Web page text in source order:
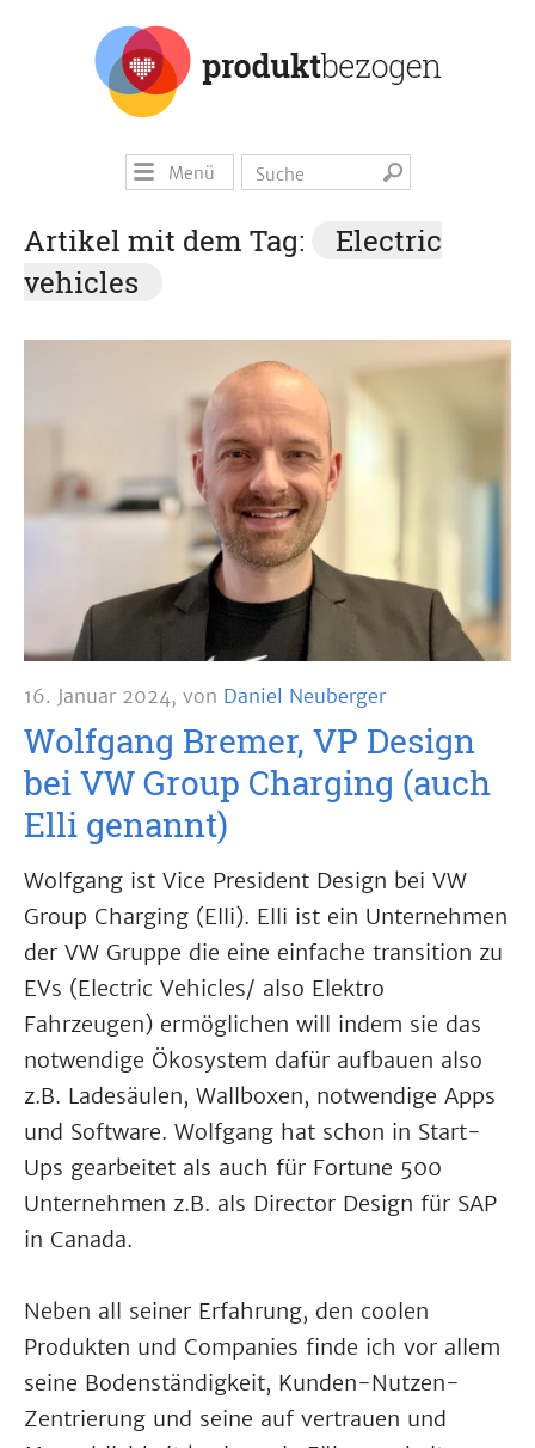
Menü
Artikel mit dem Tag:
Electric
vehicles
16. Januar 2024, von Daniel Neuberger
Wolfgang Bremer, VP Design
bei VW Group Charging (auch
Elli genannt)
Wolfgang ist Vice President Design bei VW
Group Charging (Elli). Elli ist ein Unternehmen
der VW Gruppe die eine einfache transition zu
EVs (Electric Vehicles/ also Elektro
Fahrzeugen) ermöglichen will indem sie das
notwendige Ökosystem dafür aufbauen also
z.B. Ladesäulen, Wallboxen, notwendige Apps
und Software. Wolfgang hat schon in Start-
Ups gearbeitet als auch für Fortune 500
Unternehmen z.B. als Director Design für SAP
in Canada.
Neben all seiner Erfahrung, den coolen
Produkten und Companies finde ich vor allem
seine Bodenständigkeit, Kunden-Nutzen-
Zentrierung und seine auf vertrauen und